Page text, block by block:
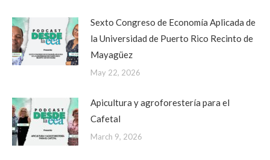
Sexto Congreso de Economía Aplicada de
la Universidad de Puerto Rico Recinto de
Mayagüez
May 22, 2026
Apicultura y agroforestería para el
Cafetal
March 9, 2026